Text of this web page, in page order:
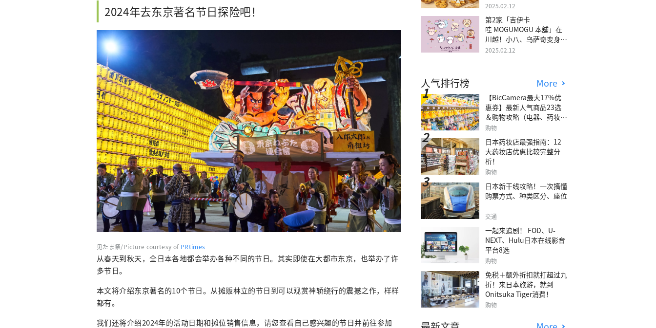
2024年去东京著名节日探险吧！
见たま祭/Picture courtesy of PRtimes
从春天到秋天，全日本各地都会举办各种不同的节日。其实即使在大都市东京，也举办了许
多节日。
本文将介绍东京著名的10个节日。从摊贩林立的节日到可以观赏神轿绕行的震撼之作，样样
都有。
我们还将介绍2024年的活动日期和摊位销售信息，请您查看自己感兴趣的节日并前往参加
2025.02.12
第2家「吉伊卡
哇 MOGUMOGU 本舖」在
川越！小八、乌萨奇变身可
爱地瓜！
2025.02.12
人气排行榜 More
【BicCamera最大17%优
惠券】最新人气商品23选
＆购物攻略（电器、药妆、
玩具等）
购物
日本药妆店最强指南：12
大药妆店优惠比较完整分
析！
购物
日本新干线攻略！一次搞懂
购票方式、种类区分、座位
交通
一起来追剧！ FOD、U-
NEXT、Hulu日本在线影音
平台8选
购物
免税＋额外折扣就打超过九
折！来日本旅游，就到
Onitsuka Tiger消费！
购物